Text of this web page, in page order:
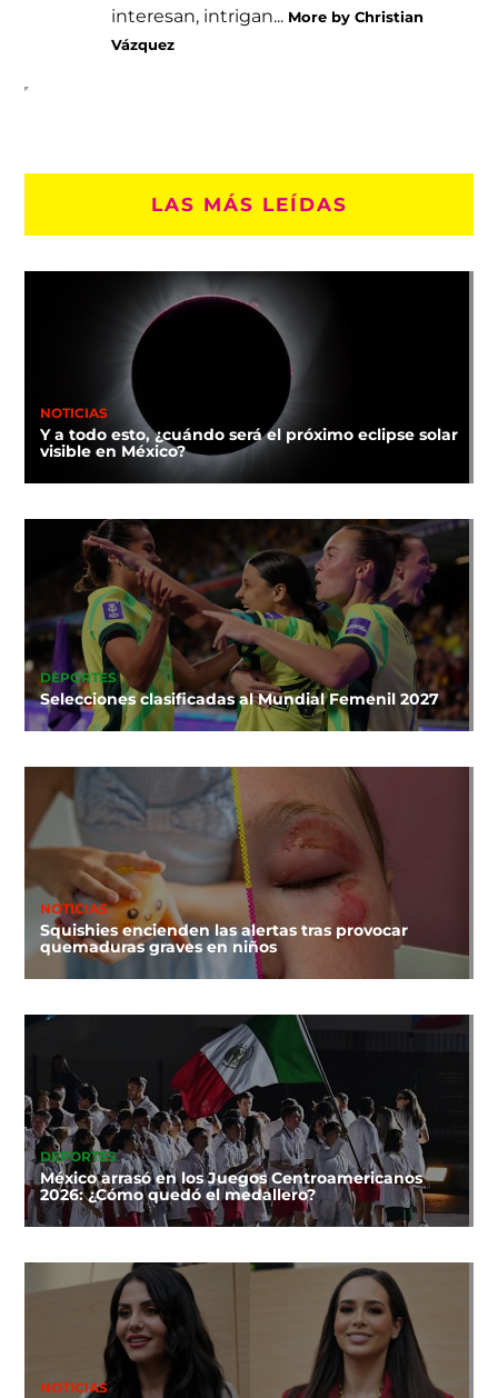
interesan, intrigan... More by Christian
Vázquez
LAS MÁS LEÍDAS
NOTICIAS
Y a todo esto, ¿cuándo será el próximo eclipse solar
visible en México?
DEPORTES
Selecciones clasificadas al Mundial Femenil 2027
NOTICIAS
Squishies encienden las alertas tras provocar
quemaduras graves en niños
DEPORTES
México arrasó en los Juegos Centroamericanos
2026: ¿Cómo quedó el medallero?
NOTICIAS